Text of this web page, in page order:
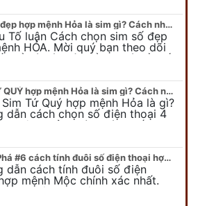
Sim số đẹp hợp mệnh Hỏa là sim gì? Cách nhận biết sim đẹp hợp mệnh Hỏa
Tố luận Cách chọn sim số đẹp
HỎA. Mời quý bạn theo dõi
để có cái nhìn tổng quát về số
Sim TỨ QUÝ hợp mệnh Hỏa là sim gì? Cách nhận biết sim tứ quý hợp mệnh Hỏa
Tứ Quý hợp mệnh Hỏa là gì?
dẫn cách chọn số điện thoại 4
mệnh Hỏa chính xác nhất.
Khám Phá #6 cách tính đuôi số điện thoại hợp mệnh Mộc
dẫn cách tính đuôi số điện
mệnh Mộc chính xác nhất.
chọn đuôi sim điện thoại hợp